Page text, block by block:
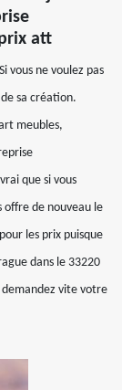
att
vous ne voulez pas
sa création.
meubles,
que si vous
offre de nouveau le
les prix puisque
dans le 33220
demandez vite votre